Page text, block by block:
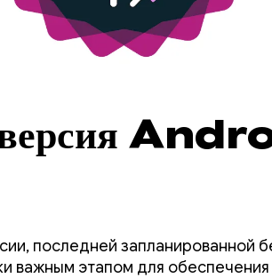
версия
последней запланированной
важным этапом для